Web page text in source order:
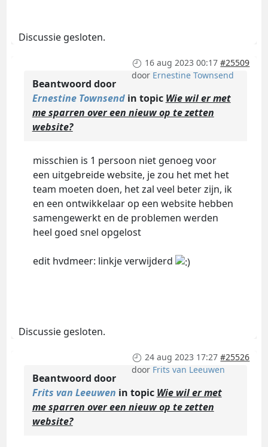
Discussie gesloten.
16 aug 2023 00:17 #25509
door Ernestine Townsend
Beantwoord door
Ernestine Townsendin topic Wie wil er met
me sparren over een nieuw op te zetten
website?
misschien is 1 persoon niet genoeg voor
een uitgebreide website, je zou het met het
team moeten doen, het zal veel beter zijn, ik
en een ontwikkelaar op een website hebben
samengewerkt en de problemen werden
heel goed snel opgelost
edit hvdmeer: linkje verwijderd
Discussie gesloten.
24 aug 2023 17:27 #25526
door Frits van Leeuwen
Beantwoord door
Frits van Leeuwen in topic Wie wil er met
me sparren over een nieuw op te zetten
website?